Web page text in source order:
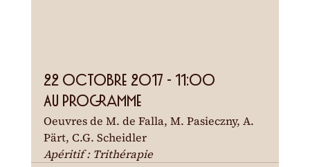
22 octobre 2017 - 11:00
Au programme
Oeuvres de M. de Falla, M. Pasieczny, A.
Pärt, C.G. Scheidler
Apéritif : Trithérapie